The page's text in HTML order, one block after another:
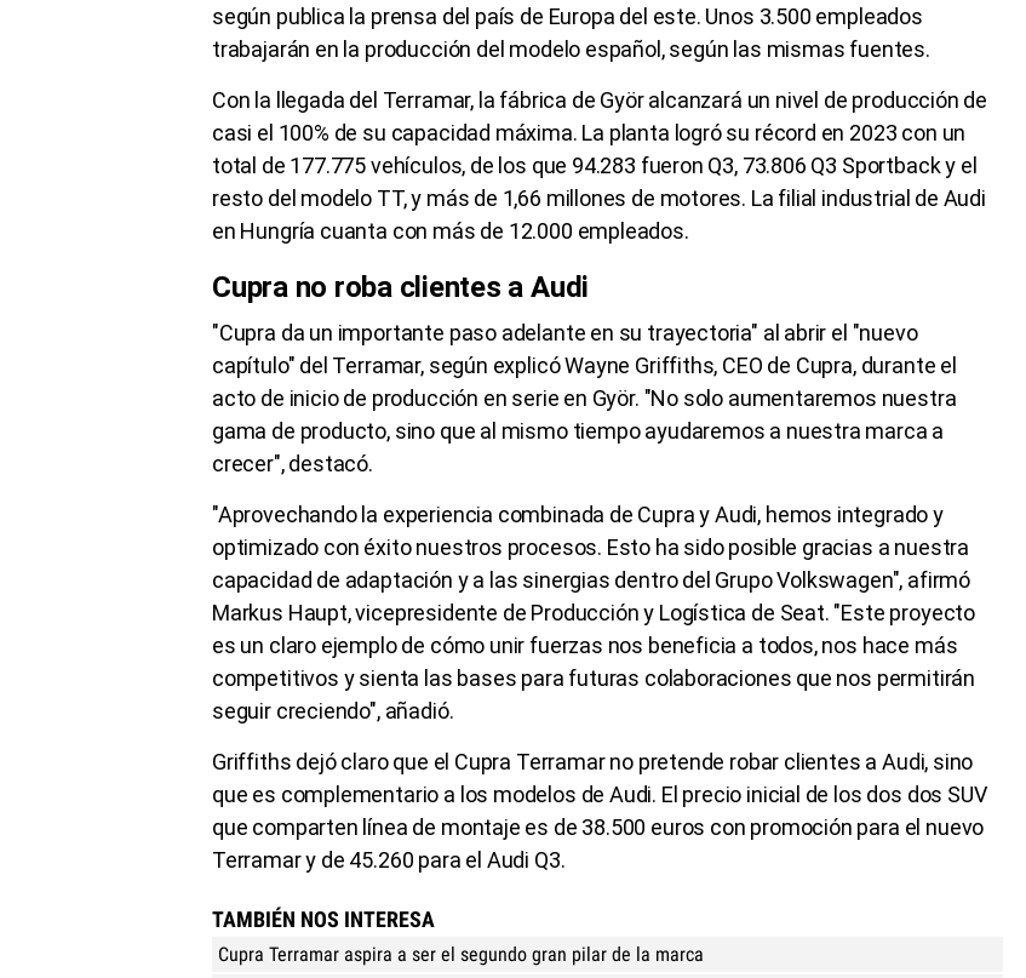
según publica la prensa del país de Europa del este. Unos 3.500 empleados
trabajarán en la producción del modelo español, según las mismas fuentes.
Con la llegada del Terramar, la fábrica de Györ alcanzará un nivel de producción de
casi el 100% de su capacidad máxima. La planta logró su récord en 2023 con un
total de 177.775 vehículos, de los que 94.283 fueron Q3, 73.806 Q3 Sportback y el
resto del modelo TT, y más de 1,66 millones de motores. La filial industrial de Audi
en Hungría cuanta con más de 12.000 empleados.
Cupra no roba clientes a Audi
"Cupra da un importante paso adelante en su trayectoria" al abrir el "nuevo
capítulo" del Terramar, según explicó Wayne Griffiths, CEO de Cupra, durante el
acto de inicio de producción en serie en Györ. "No solo aumentaremos nuestra
gama de producto, sino que al mismo tiempo ayudaremos a nuestra marca a
crecer", destacó.
"Aprovechando la experiencia combinada de Cupra y Audi, hemos integrado y
optimizado con éxito nuestros procesos. Esto ha sido posible gracias a nuestra
capacidad de adaptación y a las sinergias dentro del Grupo Volkswagen", afirmó
Markus Haupt, vicepresidente de Producción y Logística de Seat. "Este proyecto
es un claro ejemplo de cómo unir fuerzas nos beneficia a todos, nos hace más
competitivos y sienta las bases para futuras colaboraciones que nos permitirán
seguir creciendo", añadió.
Griffiths dejó claro que el Cupra Terramar no pretende robar clientes a Audi, sino
que es complementario a los modelos de Audi. El precio inicial de los dos dos SUV
que comparten línea de montaje es de 38.500 euros con promoción para el nuevo
Terramar y de 45.260 para el Audi Q3.
TAMBIÉN NOS INTERESA
Cupra Terramar aspira a ser el segundo gran pilar de la marca